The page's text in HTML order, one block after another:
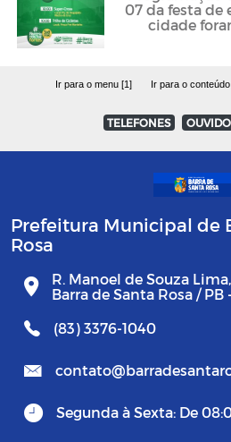
07 da festa de
cidade
Ir para o menu [1] Ir para o
TELEFONES
Prefeitura Municipal de
Rosa
R. Manoel de Souza
Barra de Santa Rosa / PB
(83) 3376-1040
Segunda à Sexta: De